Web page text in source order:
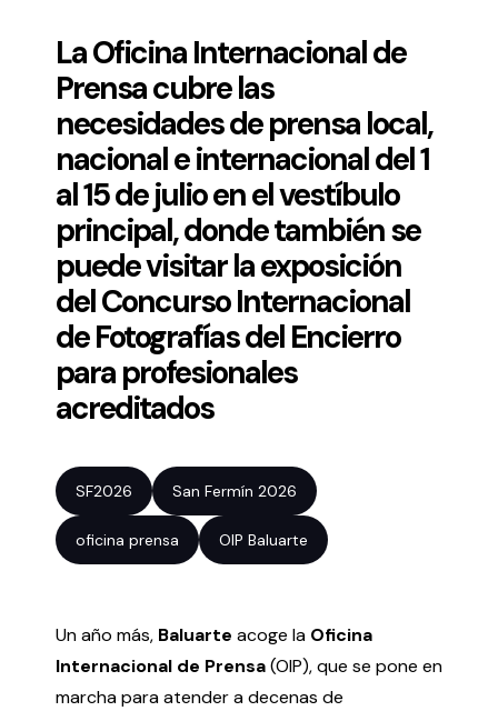
Volver al inicio Cerrar
Agenda
Agenda
Entradas
Histórico
Organiza
Tour Virtual
Servicios
Organizar evento
LaOficina Internacional de
Prensacubre las
necesidades de prensa local,
nacional e internacional del 1
al 15 de julio en el vestíbulo
principal, donde también se
puede visitar la exposición
del Concurso Internacional
de Fotografías del Encierro
para profesionales
acreditados
SF2026 San Fermín 2026
oficina prensa OIP Baluarte
Un año más, Baluarte acoge la Oficina
Internacional de Prensa(OIP), que se pone en
marcha para atender a decenas de